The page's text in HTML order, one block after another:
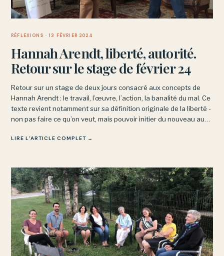
RÉFLEXIONS · 13 FÉVRIER 2024
Hannah Arendt, liberté, autorité.
Retour sur le stage de février 24
Retour sur un stage de deux jours consacré aux concepts de
Hannah Arendt : le travail, l’œuvre, l’action, la banalité du mal. Ce
texte revient notamment sur sa définition originale de la liberté -
non pas faire ce qu’on veut, mais pouvoir initier du nouveau au
LIRE L’ARTICLE COMPLET →